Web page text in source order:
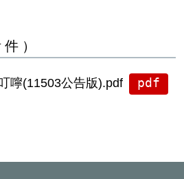
）
嚀(11503公告版).pdf pdf